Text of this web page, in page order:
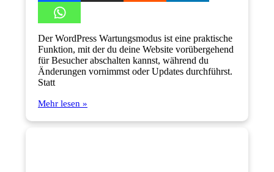
Der WordPress Wartungsmodus ist eine praktische
Funktion, mit der du deine Website vorübergehend
für Besucher abschalten kannst, während du
Änderungen vornimmst oder Updates durchführst.
Statt
Mehr lesen »